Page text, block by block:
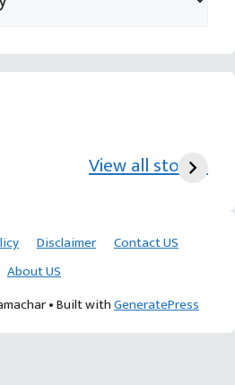
View all stories
આચાર્ય દેવવ્રતજી
Disclaimer
Contact US
About US
• Built withGeneratePress